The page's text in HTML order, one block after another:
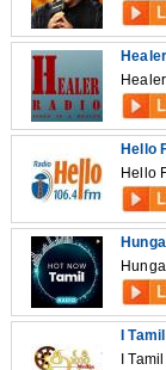
Hello
Hello
I
I